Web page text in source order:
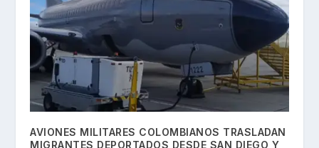
AVIONES MILITARES COLOMBIANOS TRASLADAN
MIGRANTES DEPORTADOS DESDE SAN DIEGO Y